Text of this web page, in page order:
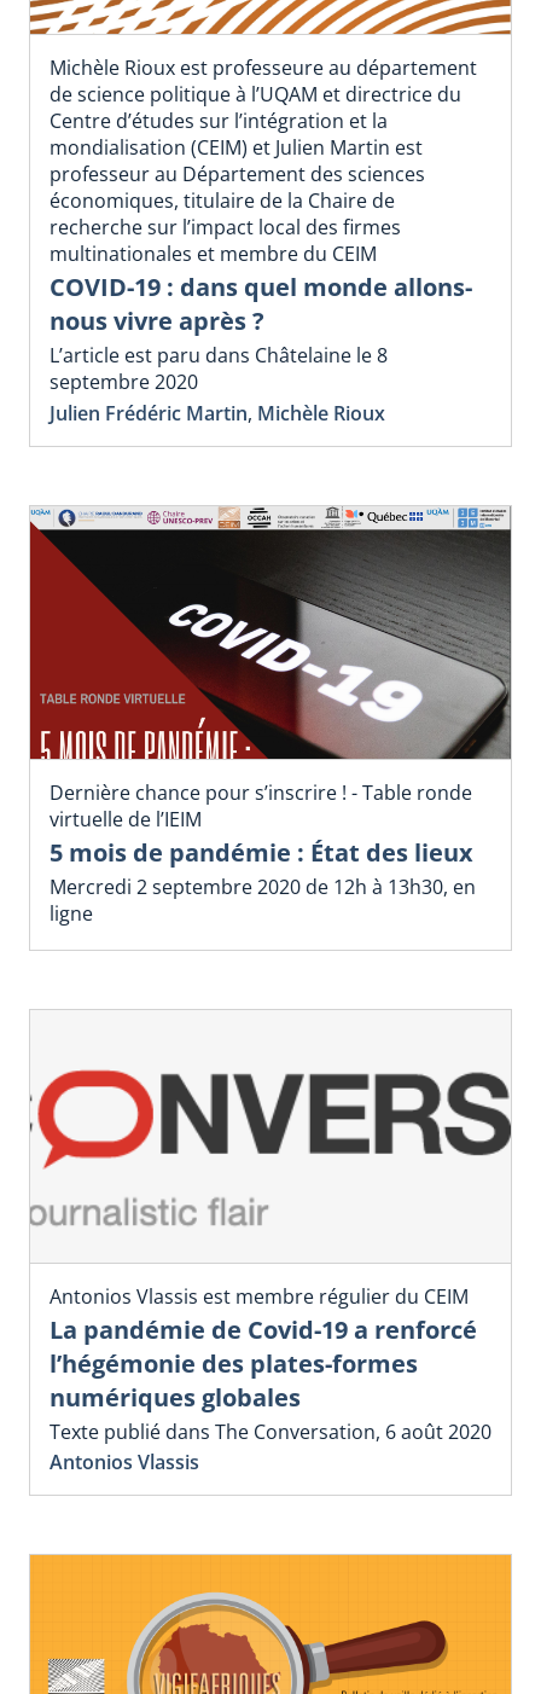
Michèle Rioux est professeure au département
de science politique à l’UQAM et directrice du
Centre d’études sur l’intégration et la
mondialisation (CEIM) et Julien Martin est
professeur au Département des sciences
économiques, titulaire de la Chaire de
recherche sur l’impact local des firmes
multinationales et membre du CEIM
COVID-19 : dans quel monde allons-
nous vivre après ?
L’article est paru dans Châtelaine le 8
septembre 2020
Julien Frédéric Martin, Michèle Rioux
Dernière chance pour s’inscrire ! - Table ronde
virtuelle de l’IEIM
5 mois de pandémie : État des lieux
Mercredi 2 septembre 2020 de 12h à 13h30, en
ligne
Antonios Vlassis est membre régulier du CEIM
La pandémie de Covid-19 a renforcé
l’hégémonie des plates-formes
numériques globales
Texte publié dans The Conversation, 6 août 2020
Antonios Vlassis